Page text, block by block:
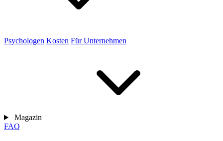
Psychologen Kosten Für Unternehmen
Magazin
FAQ